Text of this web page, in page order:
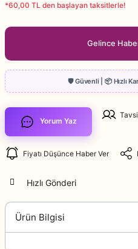
*60,00 TL den başlayan taksitlerle!
Gelince
Yorum Yaz
Fiyatı Düşünce Haber Ver
Hızlı Gönderi
Ürün Bilgisi